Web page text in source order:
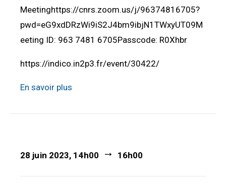
Meetinghttps://cnrs.zoom.us/j/96374816705?
pwd=eG9xdDRzWi9iS2J4bm9ibjN1TWxyUT09M
eeting ID: 963 7481 6705Passcode: R0Xhbr
https://indico.in2p3.fr/event/30422/
En savoir plus
28 juin 2023, 14h00 16h00